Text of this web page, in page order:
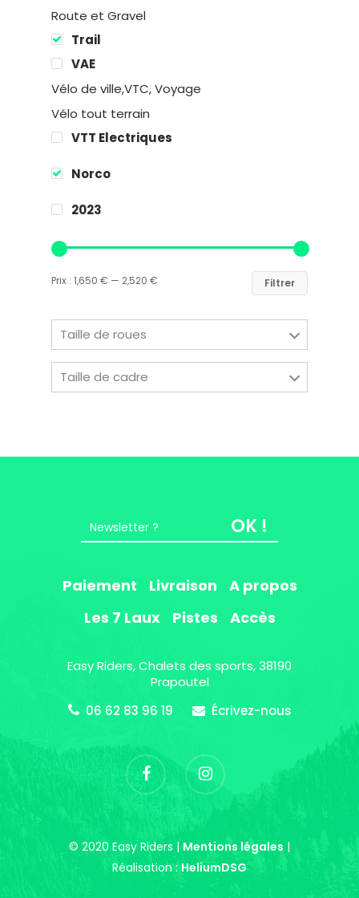
Route et Gravel
Trail
VAE
Vélo de ville,VTC, Voyage
Vélo tout terrain
VTT Electriques
Norco
2023
Filtrer
Prix : 1,650 € — 2,520 €
Taille de roues
Taille de cadre
OK !
Paiement Livraison
A propos
Les 7 Laux
Pistes Accès
Easy Riders, Chalets des sports, 38190
Prapoutel
06 62 83 96 19
Écrivez-nous
© 2020 Easy Riders | Mentions légales |
Réalisation : HeliumDSG
38190 Prapoutel